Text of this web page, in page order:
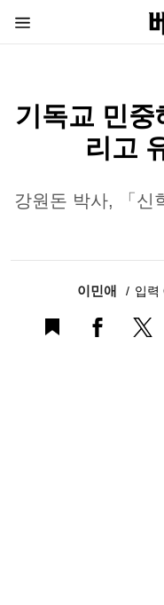
기독교 민
리고
강원돈 박사, 「신
이민애 입력